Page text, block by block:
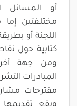
أو المسائل
مختلفتين إما
اللجنة أو
كتابية حول
ومن جهة
المبادرات
مقترحات